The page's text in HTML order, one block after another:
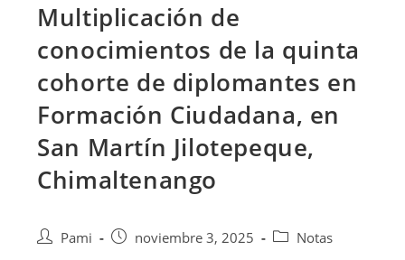
Multiplicación de
conocimientos de la quinta
cohorte de diplomantes en
Formación Ciudadana, en
San Martín Jilotepeque,
Chimaltenango
Pami noviembre 3, 2025 Notas